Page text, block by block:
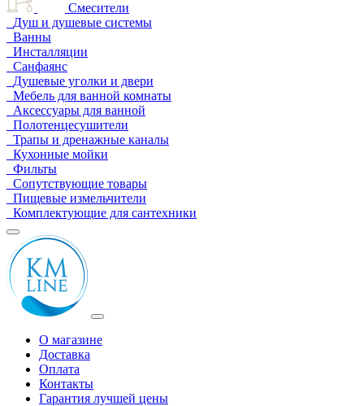
Смесители
Душ и душевые системы
Ванны
Инсталляции
Санфаянс
Душевые уголки и двери
Мебель для ванной комнаты
Аксессуары для ванной
Полотенцесушители
Трапы и дренажные каналы
Кухонные мойки
Фильты
Сопутствующие товары
Пищевые измельчители
Комплектующие для сантехники
О магазине
Доставка
Оплата
Контакты
Гарантия лучшей цены